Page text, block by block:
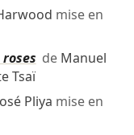
mise en
de Manuel
Tsaï
Pliya mise en